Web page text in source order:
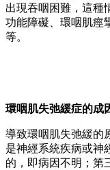
出現吞咽困難，這種
功能障礙、環咽肌痙
等。
環咽肌失弛緩症的成
導致環咽肌失弛緩的
是神經系統疾病或神
的，即病因不明；第